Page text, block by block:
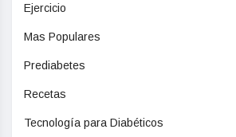
Ejercicio
Mas Populares
Prediabetes
Recetas
Tecnología para Diabéticos